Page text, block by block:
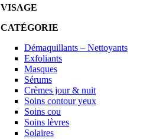
VISAGE
CATÉGORIE
Démaquillants – Nettoyants
Exfoliants
Masques
Sérums
Crèmes jour & nuit
Soins contour yeux
Soins cou
Soins lèvres
Solaires